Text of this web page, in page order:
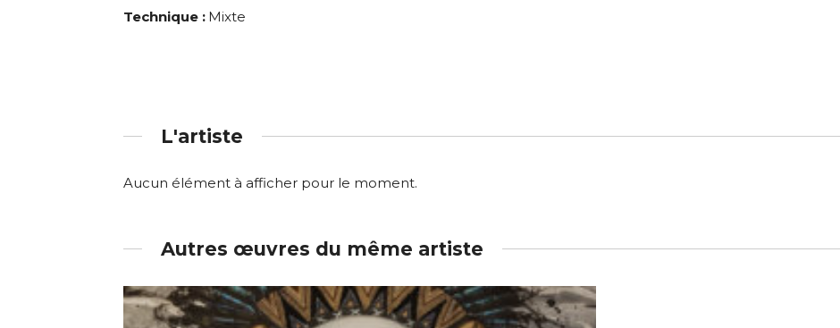
Technique : Mixte
L'artiste
Aucun élément à afficher pour le moment.
Autres œuvres du même artiste